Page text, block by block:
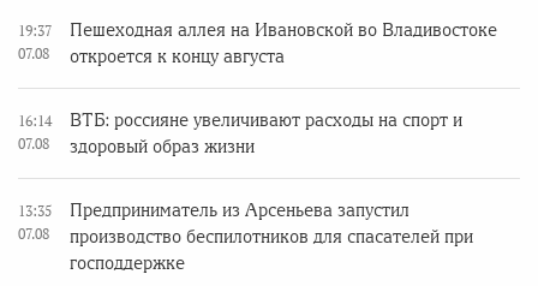
19:37
07.08
Пешеходная аллея на Ивановской во Владивостоке
откроется к концу августа
16:14
07.08
ВТБ: россияне увеличивают расходы на спорт и
здоровый образ жизни
13:35
07.08
Предприниматель из Арсеньева запустил
производство беспилотников для спасателей при
господдержке